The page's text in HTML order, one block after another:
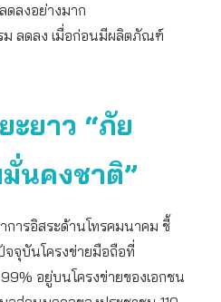
ดลงอย่างมาก
ม ลดลง เมื่อก่อนมีผลิตภัณฑ์
ะยาว “ภัย
นคงชาติ”
การอิสระด้านโทรคมนาคม ชี้
จจุบันโครงข่ายมือถือที่
อยู่บนโครงข่ายของเอกชน